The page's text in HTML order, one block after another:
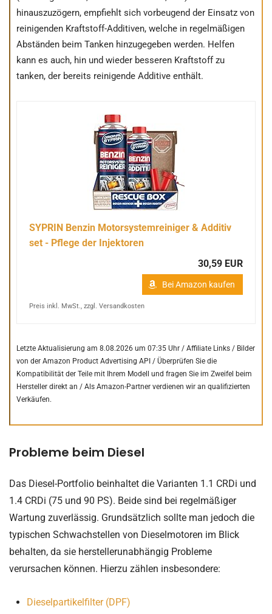
hinauszuzögern, empfiehlt sich vorbeugend der Einsatz von
reinigenden Kraftstoff-Additiven, welche in regelmäßigen
Abständen beim Tanken hinzugegeben werden. Helfen
kann es auch, hin und wieder besseren Kraftstoff zu
tanken, der bereits reinigende Additive enthält.
SYPRIN Benzin Motorsystemreiniger & Additiv
set - Pflege der Injektoren
30,59 EUR
Bei Amazon kaufen
Preis inkl. MwSt., zzgl. Versandkosten
Letzte Aktualisierung am 8.08.2026 um 07:35 Uhr / Affiliate Links / Bilder
von der Amazon Product Advertising API / Überprüfen Sie die
Kompatibilität der Teile mit Ihrem Modell und fragen Sie im Zweifel beim
Hersteller direkt an / Als Amazon-Partner verdienen wir an qualifizierten
Verkäufen.
Probleme beim Diesel
Das Diesel-Portfolio beinhaltet die Varianten 1.1 CRDi und
1.4 CRDi (75 und 90 PS). Beide sind bei regelmäßiger
Wartung zuverlässig. Grundsätzlich sollte man jedoch die
typischen Schwachstellen von Dieselmotoren im Blick
behalten, da sie herstellerunabhängig Probleme
verursachen können. Hierzu zählen insbesondere:
Dieselpartikelfilter (DPF)